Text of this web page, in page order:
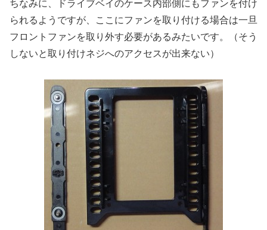
ちなみに、ドライブベイのケース内部側にもファンを付け
られるようですが、ここにファンを取り付ける場合は一旦
フロントファンを取り外す必要があるみたいです。（そう
しないと取り付けネジへのアクセスが出来ない）